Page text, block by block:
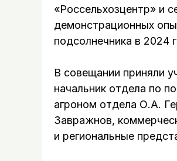
«Россельхозцентр» и
демонстрационных
подсолнечника в 2024
В совещании приняли
начальник отдела по
агроном отдела О.А.
Завражнов,
и региональные